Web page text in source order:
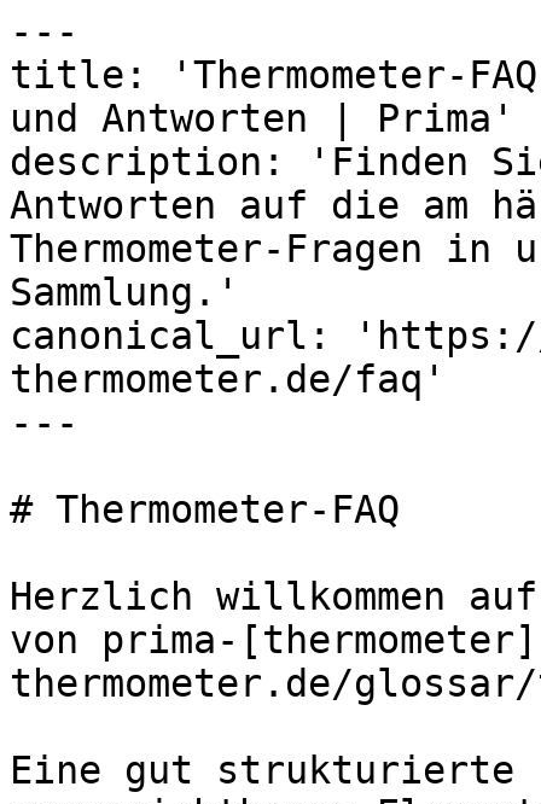
---
title: 'Thermometer-
und Antworten | Prima'
description: 'Finden
Antworten auf die am
Thermometer-Fragen in
Sammlung.'
canonical_url: 'https://
thermometer.de/faq'
---
# Thermometer-FAQ
Herzlich willkommen
von prima-
thermometer.de/
Eine gut strukturierte